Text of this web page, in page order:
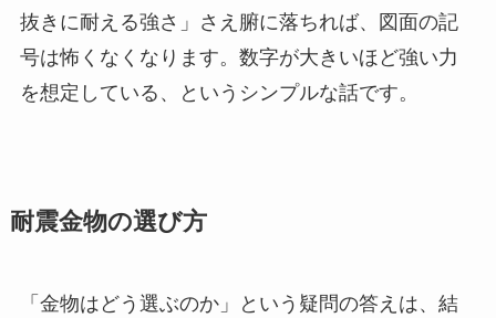
抜きに耐える強さ」さえ腑に落ちれば、図面の記
号は怖くなくなります。数字が大きいほど強い力
を想定している、というシンプルな話です。
耐震金物の選び方
「金物はどう選ぶのか」という疑問の答えは、結